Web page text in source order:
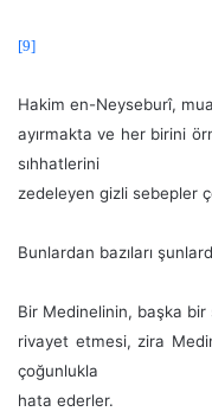
[9]
Hakim en-Neyseburî,
ayırmakta ve her birini
sıhhatlerini
zedeleyen gizli sebepler
Bunlardan bazıları
Bir Medinelinin, başka
rivayet etmesi, zira
çoğunlukla
hata ederler.